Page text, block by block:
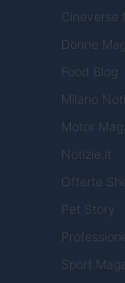
Cineverse
Donne
Food Blog
Milano
Motor
Notizie.it
Offerte
Pet Story
Sport